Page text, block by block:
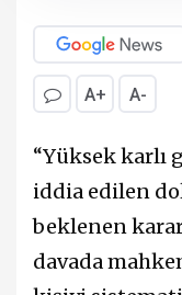
A+ A-
“Yüksek karlı
iddia edilen
beklenen
davada